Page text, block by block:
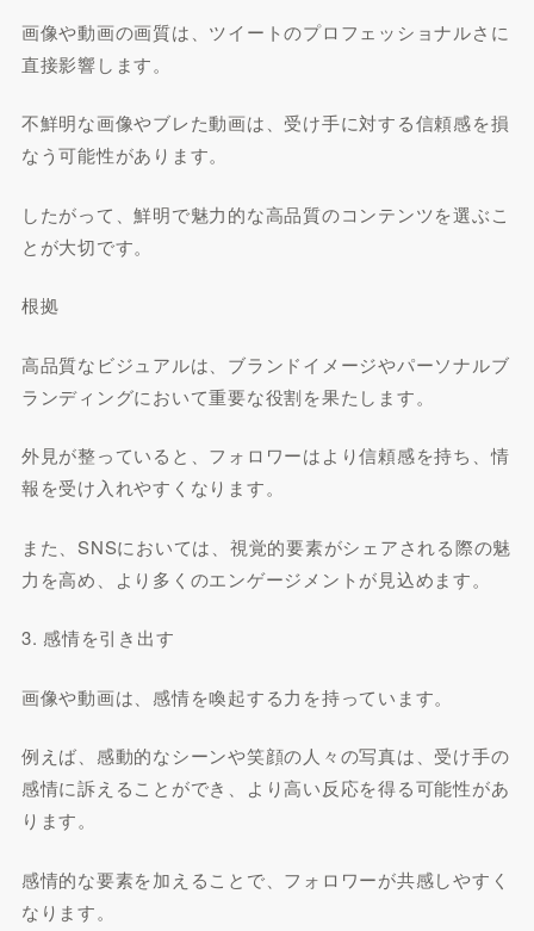
画像や動画の画質は、ツイートのプロフェッショナルさに
直接影響します。
不鮮明な画像やブレた動画は、受け手に対する信頼感を損
なう可能性があります。
したがって、鮮明で魅力的な高品質のコンテンツを選ぶこ
とが大切です。
根拠
高品質なビジュアルは、ブランドイメージやパーソナルブ
ランディングにおいて重要な役割を果たします。
外見が整っていると、フォロワーはより信頼感を持ち、情
報を受け入れやすくなります。
また、SNSにおいては、視覚的要素がシェアされる際の魅
力を高め、より多くのエンゲージメントが見込めます。
3. 感情を引き出す
画像や動画は、感情を喚起する力を持っています。
例えば、感動的なシーンや笑顔の人々の写真は、受け手の
感情に訴えることができ、より高い反応を得る可能性があ
ります。
感情的な要素を加えることで、フォロワーが共感しやすく
なります。